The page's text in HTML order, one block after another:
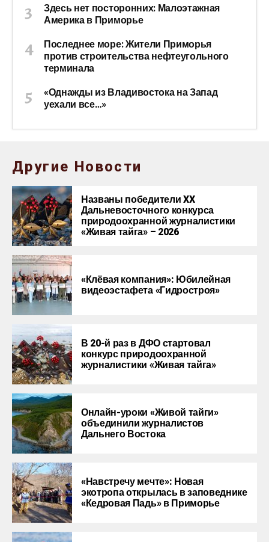
Здесь нет посторонних: Малоэтажная
Америка в Приморье
Последнее море: Жители Приморья
против строительства нефтеугольного
терминала
«Однажды из Владивостока на Запад
уехали все…»
Другие Новости
Названы победители XX
Дальневосточного конкурса
природоохранной журналистики
«Живая тайга» – 2026
«Клёвая компания»: Юбилейная
видеоэстафета «Гидростроя»
В 20-й раз в ДФО стартовал
конкурс природоохранной
журналистики «Живая тайга»
Онлайн-уроки «Живой тайги»
объединили журналистов
Дальнего Востока
«Навстречу мечте»: Новая
экотропа открылась в заповеднике
«Кедровая Падь» в Приморье